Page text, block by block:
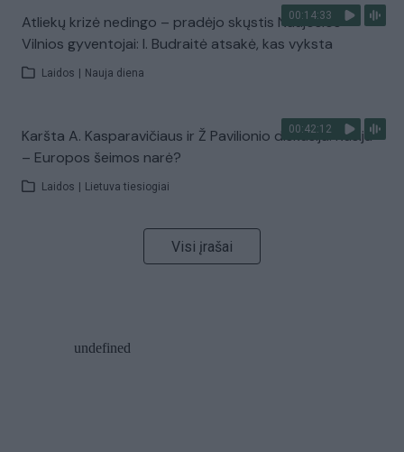
00:14:33
Atliekų krizė nedingo – pradėjo skųstis Naujosios
Vilnios gyventojai: I. Budraitė atsakė, kas vyksta
Laidos Nauja diena
00:42:12
Karšta A. Kasparavičiaus ir Ž Pavilionio diskusija: Rusija
– Europos šeimos narė?
Laidos Lietuva tiesiogiai
Visi įrašai